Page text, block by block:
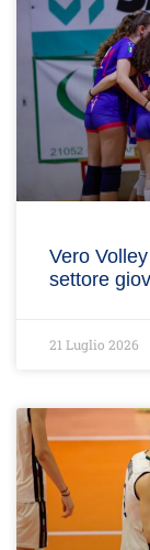
Vero
settore
21 Luglio 2026